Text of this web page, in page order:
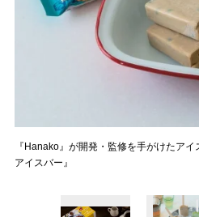
『Hanako』が開発・監修を手がけたア
アイスバー』